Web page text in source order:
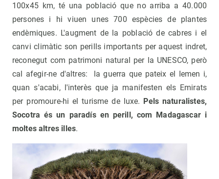
100x45 km, té una població que no arriba a 40.000
persones i hi viuen unes 700 espècies de plantes
endèmiques. L'augment de la població de cabres i el
canvi climàtic son perills importants per aquest indret,
reconegut com patrimoni natural per la UNESCO, però
cal afegir-ne d'altres: la guerra que pateix el Iemen i,
quan s'acabi, l'interès que ja manifesten els Emirats
per promoure-hi el turisme de luxe. Pels naturalistes,
Socotra és un paradís en perill, com Madagascar i
moltes altres illes.